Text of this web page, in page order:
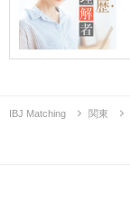
IBJ Matching 関東